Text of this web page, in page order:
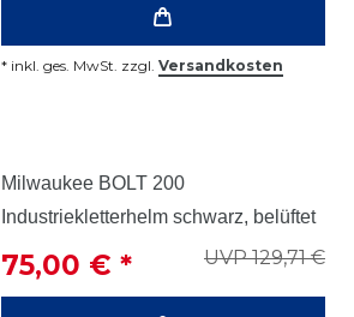
* inkl. ges. MwSt. zzgl. Versandkosten
Milwaukee BOLT 200
Industriekletterhelm schwarz, belüftet
UVP 129,71 €
75,00 € *